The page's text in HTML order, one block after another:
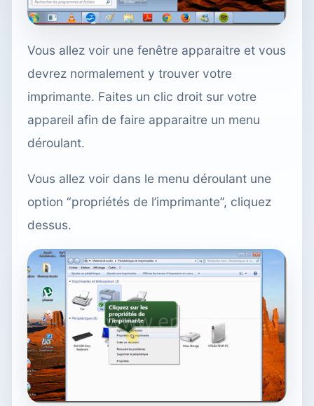
Vous allez voir une fenêtre apparaitre et vous
devrez normalement y trouver votre
imprimante. Faites un clic droit sur votre
appareil afin de faire apparaitre un menu
déroulant.
Vous allez voir dans le menu déroulant une
option “propriétés de l’imprimante”, cliquez
dessus.